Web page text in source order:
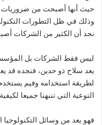
حيث أنها أصبحت من ضروريات
وذلك في ظل التطورات
نجد أن الكثير من الشركات
ليس فقط الشركات بل
يعد سلاح ذو حدين، فنجده قد
لطريقة استخدامه وفيم
التوعية التي تنبهنا جميعا
فهو يعد من وسائل التكنولوجيا